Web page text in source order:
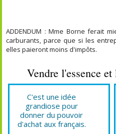
ADDENDUM : Mme Borne ferait
carburants, parce que si les
elles paieront moins d'impôts.
Vendre l'essence
C'est une idée
grandiose pour
donner du pouvoir
d'achat aux français.